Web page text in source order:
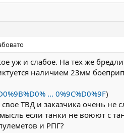
уж и слабое. На тех же
наличием 23мм
... 0%9C%D0%9F)
ТВД и заказчика очень не
если танки не воюют с
и РПГ?